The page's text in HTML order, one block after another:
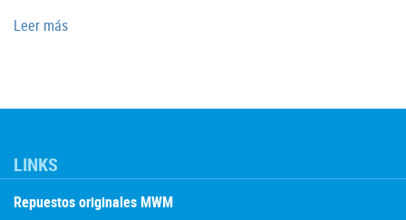
Leer más
LINKS
Repuestos originales MWM